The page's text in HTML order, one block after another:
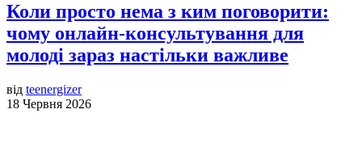
Коли просто нема з ким поговорити:
чому онлайн-консультування для
молоді зараз настільки важливе
від teenergizer
18 Червня 2026